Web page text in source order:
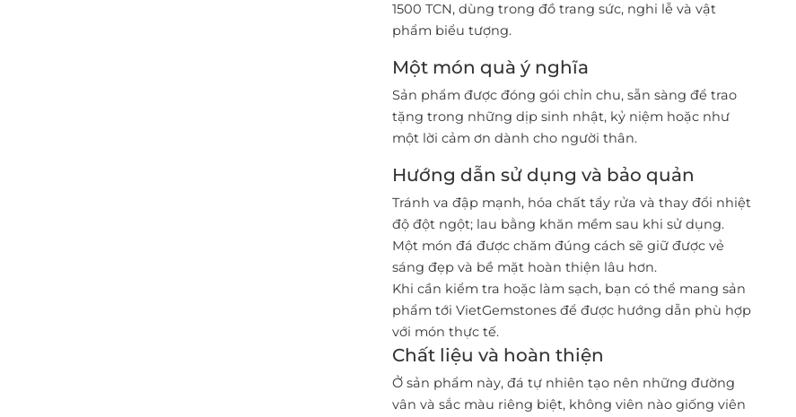
1500 TCN, dùng trong đồ trang sức, nghi lễ và vật
phẩm biểu tượng.
Một món quà ý nghĩa
Sản phẩm được đóng gói chỉn chu, sẵn sàng để trao
tặng trong những dịp sinh nhật, kỷ niệm hoặc như
một lời cảm ơn dành cho người thân.
Hướng dẫn sử dụng và bảo quản
Tránh va đập mạnh, hóa chất tẩy rửa và thay đổi nhiệt
độ đột ngột; lau bằng khăn mềm sau khi sử dụng.
Một món đá được chăm đúng cách sẽ giữ được vẻ
sáng đẹp và bề mặt hoàn thiện lâu hơn.
Khi cần kiểm tra hoặc làm sạch, bạn có thể mang sản
phẩm tới VietGemstones để được hướng dẫn phù hợp
với món thực tế.
Chất liệu và hoàn thiện
Ở sản phẩm này, đá tự nhiên tạo nên những đường
vân và sắc màu riêng biệt, không viên nào giống viên